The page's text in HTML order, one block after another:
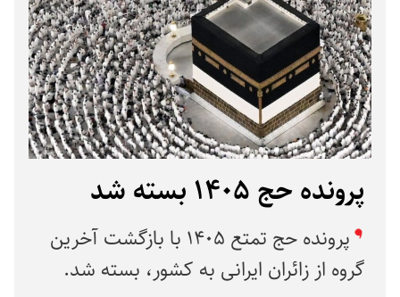
پرونده حج ۱۴۰۵ بسته شد
پرونده حج تمتع ۱۴۰۵ با بازگشت آخرین
گروه از زائران ایرانی به کشور، بسته شد.